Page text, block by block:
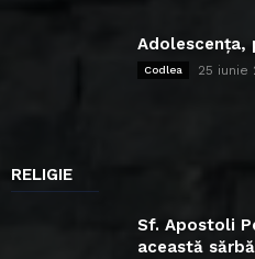
Adolescența,
Codlea 25 iunie
RELIGIE
Sf. Apostoli
această